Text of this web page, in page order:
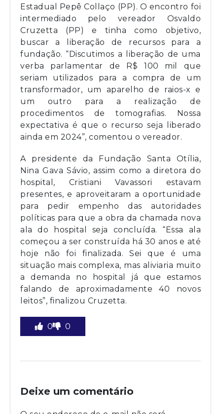
Estadual Pepê Collaço (PP). O encontro foi
intermediado pelo vereador Osvaldo
Cruzetta (PP) e tinha como objetivo,
buscar a liberação de recursos para a
fundação. “Discutimos a liberação de uma
verba parlamentar de R$ 100 mil que
seriam utilizados para a compra de um
transformador, um aparelho de raios-x e
um outro para a realização de
procedimentos de tomografias. Nossa
expectativa é que o recurso seja liberado
ainda em 2024”, comentou o vereador.
A presidente da Fundação Santa Otília,
Nina Gava Sávio, assim como a diretora do
hospital, Cristiani Vavassori estavam
presentes, e aproveitaram a oportunidade
para pedir empenho das autoridades
políticas para que a obra da chamada nova
ala do hospital seja concluída. “Essa ala
começou a ser construída há 30 anos e até
hoje não foi finalizada. Sei que é uma
situação mais complexa, mas aliviaria muito
a demanda no hospital já que estamos
falando de aproximadamente 40 novos
leitos”, finalizou Cruzetta.
0 0
Deixe um comentário